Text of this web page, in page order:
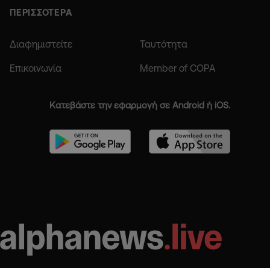
ΠΕΡΙΣΣΟΤΕΡΑ
Διαφημιστείτε Ταυτότητα
Επικοινωνία Member of COPA
Κατεβάστε την εφαρμογή σε Android ή iOS.